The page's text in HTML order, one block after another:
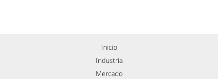
Inicio
Industria
Mercado